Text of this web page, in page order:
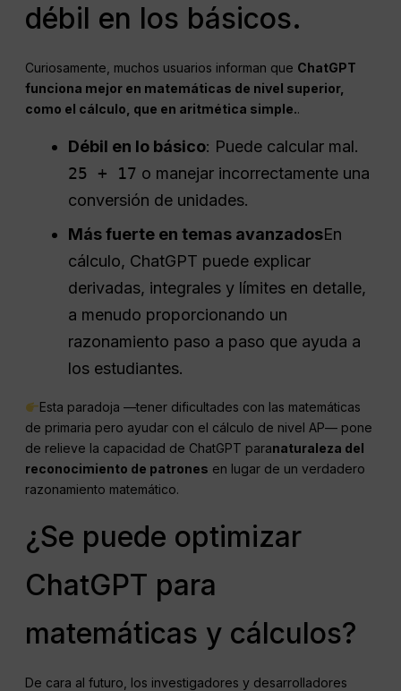
débil en los básicos.
Curiosamente, muchos usuarios informan que ChatGPT
funciona mejor en matemáticas de nivel superior,
como el cálculo, que en aritmética simple..
Débil en lo básico: Puede calcular mal.
25 + 17 o manejar incorrectamente una
conversión de unidades.
Más fuerte en temas avanzadosEn
cálculo, ChatGPT puede explicar
derivadas, integrales y límites en detalle,
a menudo proporcionando un
razonamiento paso a paso que ayuda a
los estudiantes.
Esta paradoja —tener dificultades con las matemáticas
de primaria pero ayudar con el cálculo de nivel AP— pone
de relieve la capacidad de ChatGPT paranaturaleza del
reconocimiento de patrones en lugar de un verdadero
razonamiento matemático.
¿Se puede optimizar
ChatGPT para
matemáticas y cálculos?
De cara al futuro, los investigadores y desarrolladores